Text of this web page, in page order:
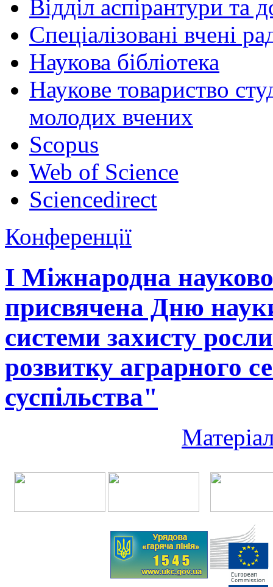
Відділ аспірантури та
Спеціалізовані вчені
Наукова бібліотека
Наукове товариство
молодих вчених
Scopus
Web of Science
Sciencedirect
Конференції
I Міжнародна
присвячена Дню
системи захисту
розвитку аграрного
суспільства"